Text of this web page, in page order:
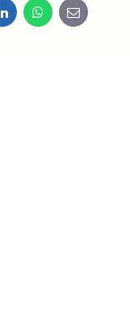
LinkedInWhatsApp
E-
mail